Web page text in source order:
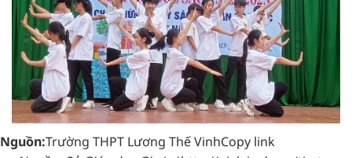
Nguồn:Trường THPT Lương Thế VinhCopy link